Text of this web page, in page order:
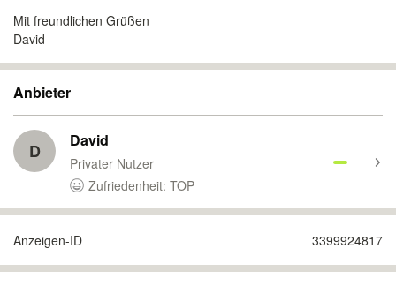
Mit freundlichen Grüßen
David
Anbieter
D David
Privater Nutzer
Zufriedenheit: TOP
Anzeigen-ID 3399924817